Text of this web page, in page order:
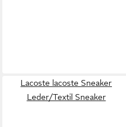
Lacoste lacoste Sneaker
Leder/Textil Sneaker